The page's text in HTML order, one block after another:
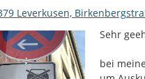
Leverkusen,
Sehr
bei